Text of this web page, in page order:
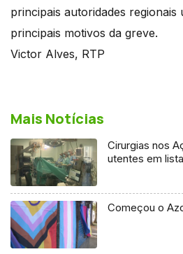
principais autoridades
principais motivos da greve.
Victor Alves, RTP
Mais Notícias
Cirurgias nos
utentes em
Começou o